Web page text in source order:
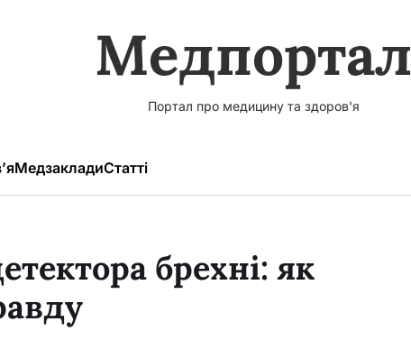
Медпортал
Портал про медицину та здоров'я
МедзакладиСтатті
брехні: як